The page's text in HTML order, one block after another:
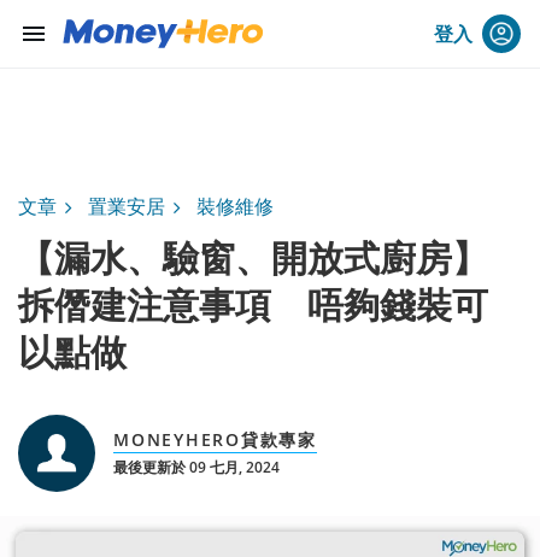
menu 登入
文章 置業安居 裝修維修
【漏水、驗窗、開放式廚房】
拆僭建注意事項 唔夠錢裝可
以點做
MONEYHERO貸款專家
最後更新於 09 七月, 2024